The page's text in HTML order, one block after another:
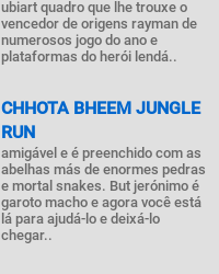
ubiart quadro que lhe trouxe o
vencedor de origens rayman de
numerosos jogo do ano e
plataformas do herói lendá..
CHHOTA BHEEM JUNGLE
RUN
amigável e é preenchido com as
abelhas más de enormes pedras
e mortal snakes. But jerónimo é
garoto macho e agora você está
lá para ajudá-lo e deixá-lo
chegar..